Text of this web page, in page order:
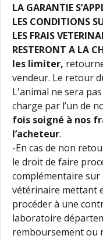
LA GARANTIE
LES CONDITIONS
LES FRAIS
RESTERONT A LA
les limiter,
vendeur. Le retour
L'animal ne sera
charge par l’un de
fois soigné à nos
l’acheteur.
-En cas de non
le droit de faire
complémentaire sur
vétérinaire mettant
procéder à une
laboratoire
remboursement ou